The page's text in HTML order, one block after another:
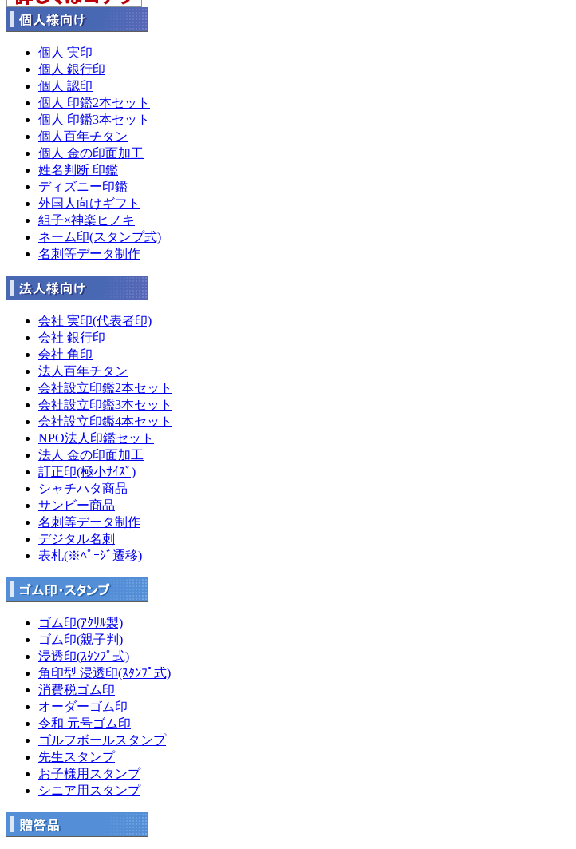
個人 実印
個人 銀行印
個人 認印
個人 印鑑2本セット
個人 印鑑3本セット
個人百年チタン
個人 金の印面加工
姓名判断 印鑑
ディズニー印鑑
外国人向けギフト
組子×神楽ヒノキ
ネーム印(スタンプ式)
名刺等データ制作
会社 実印(代表者印)
会社 銀行印
会社 角印
法人百年チタン
会社設立印鑑2本セット
会社設立印鑑3本セット
会社設立印鑑4本セット
NPO法人印鑑セット
法人 金の印面加工
訂正印(極小ｻｲｽﾞ)
シャチハタ商品
サンビー商品
名刺等データ制作
デジタル名刺
表札(※ﾍﾟｰｼﾞ遷移)
ゴム印(ｱｸﾘﾙ製)
ゴム印(親子判)
浸透印(ｽﾀﾝﾌﾟ式)
角印型 浸透印(ｽﾀﾝﾌﾟ式)
消費税ゴム印
オーダーゴム印
令和 元号ゴム印
ゴルフボールスタンプ
先生スタンプ
お子様用スタンプ
シニア用スタンプ